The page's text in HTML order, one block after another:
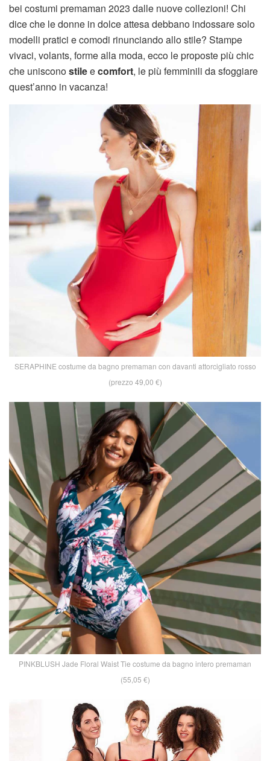
bei costumi premaman 2023 dalle nuove collezioni! Chi
dice che le donne in dolce attesa debbano indossare solo
modelli pratici e comodi rinunciando allo stile? Stampe
vivaci, volants, forme alla moda, ecco le proposte più chic
che unisconostileecomfort, le più femminili da sfoggiare
quest’anno in vacanza!
SERAPHINE costume da bagno premaman con davanti attorcigliato rosso
(prezzo 49,00 €)
PINKBLUSH Jade Floral Waist Tie costume da bagno intero premaman
(55,05 €)